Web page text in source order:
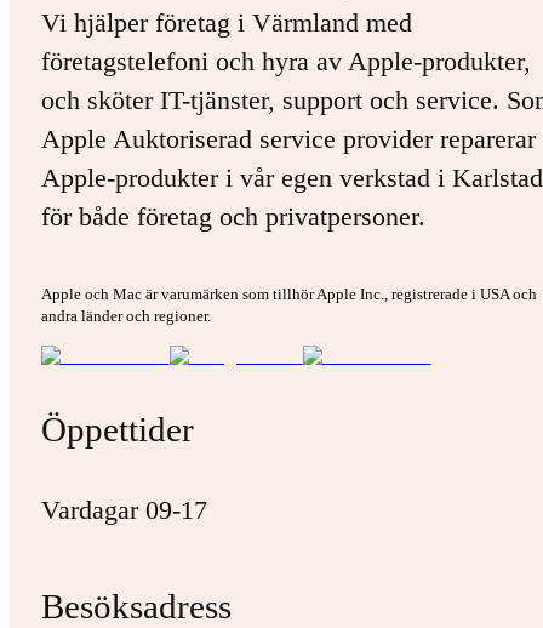
Vi hjälper företag i Värmland med
företagstelefoni och hyra av Apple-produkter,
och sköter IT-tjänster, support och service.
Apple Auktoriserad service provider
Apple-produkter i vår egen verkstad i
för både företag och privatpersoner.
Apple och Mac är varumärken som tillhör Apple Inc., registrerade i USA och
andra länder och regioner.
Öppettider
Vardagar 09-17
Besöksadress